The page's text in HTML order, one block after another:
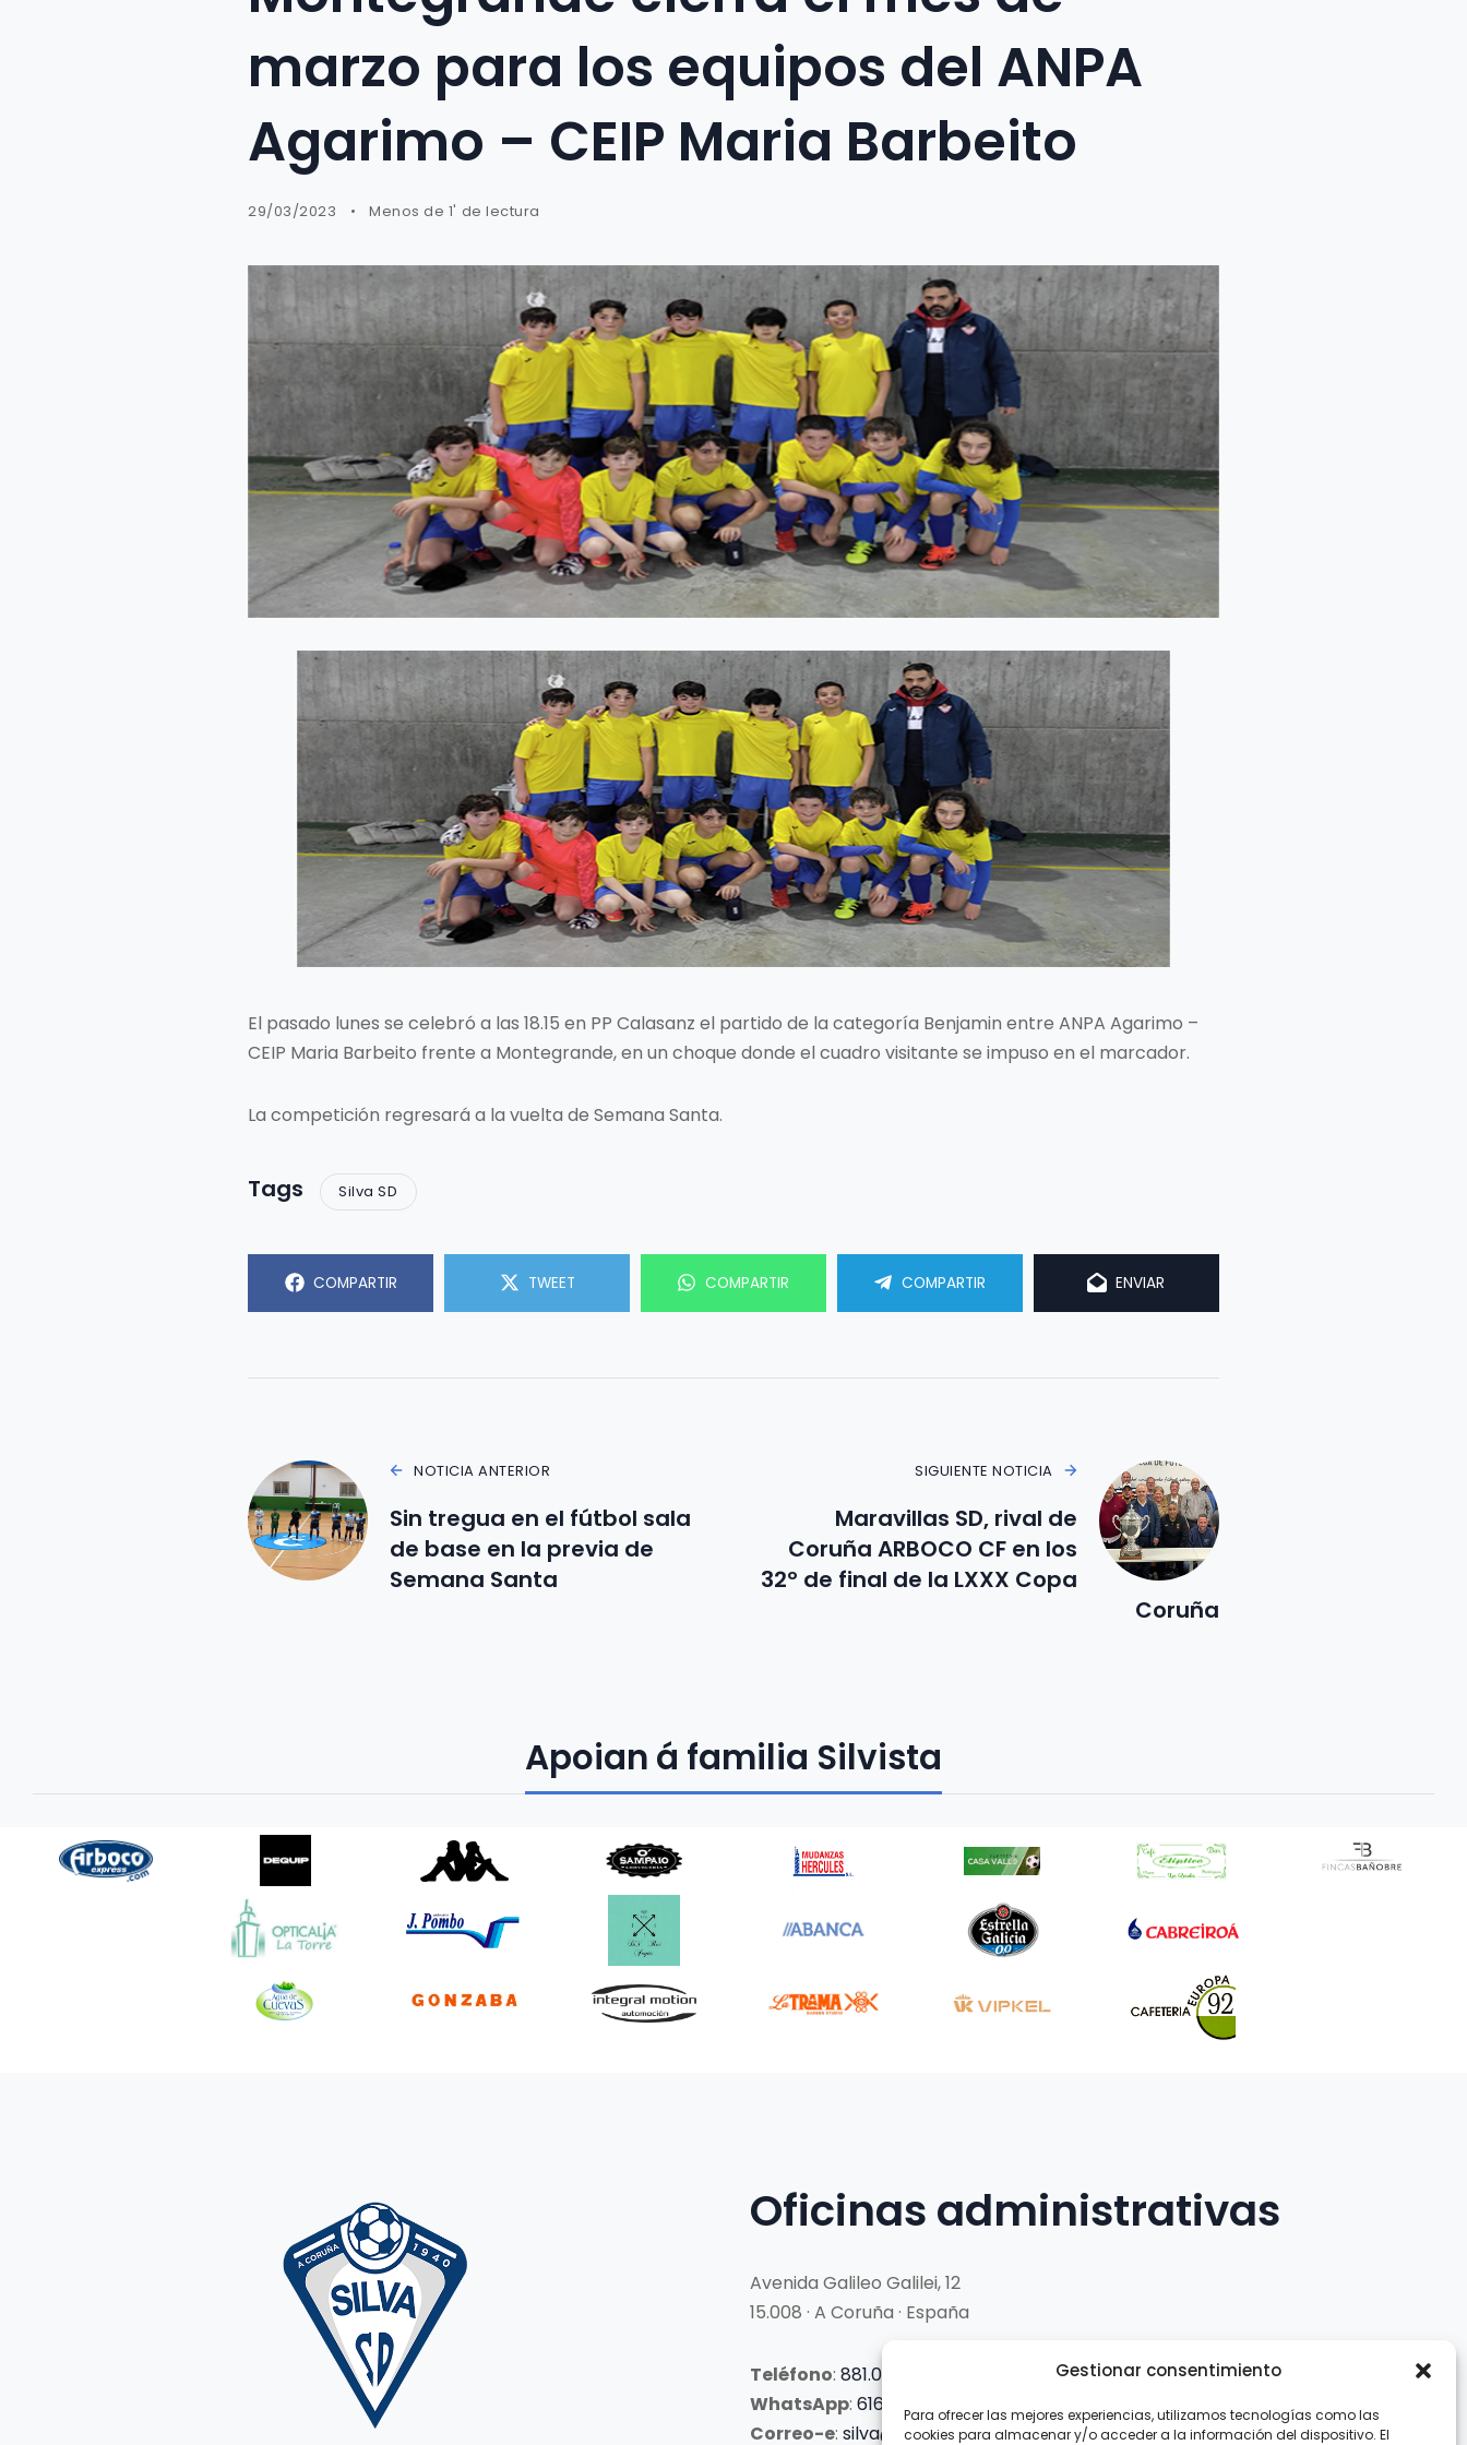
Gestionar consentimiento
Para ofrecer las mejores experiencias, utilizamos tecnologías como las
cookies para almacenar y/o acceder a la información del dispositivo. El
marzo para los equipos del ANPA
Agarimo – CEIP Maria Barbeito
29/03/2023 Menos de 1' de lectura
El pasado lunes se celebró a las 18.15 en PP Calasanz el partido de la categoría Benjamin entre ANPA Agarimo –
CEIP Maria Barbeito frente a Montegrande, en un choque donde el cuadro visitante se impuso en el marcador.
La competición regresará a la vuelta de Semana Santa.
Tags Silva SD
COMPARTIR TWEET COMPARTIR COMPARTIR ENVIAR
NOTICIA ANTERIOR
Sin tregua en el fútbol sala
de base en la previa de
Semana Santa
SIGUIENTE NOTICIA
Maravillas SD, rival de
Coruña ARBOCO CF en los
32º de final de la LXXX Copa
Coruña
Apoian á familia Silvista
Oficinas administrativas
Avenida Galileo Galilei, 12
15.008 · A Coruña · España
Teléfono: 881.069.303
WhatsApp: 616.897.466
Correo-e: silva@clubsilva.com